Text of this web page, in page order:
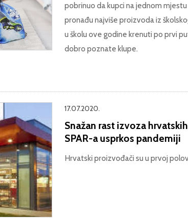
pobrinuo da kupci na jednom
pronađu najviše proizvoda iz
u školu ove godine krenuti po prvi
dobro poznate klupe.
17.07.2020.
Snažan rast izvoza
SPAR-a usprkos pandemiji
Hrvatski proizvođači su u prvoj